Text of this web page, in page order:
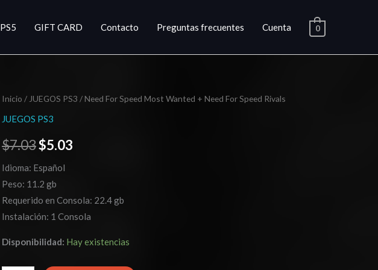
PS5 GIFT CARD Contacto Preguntas frecuentes Cuenta 0
Inicio / JUEGOS PS3 / Need For Speed Most Wanted + Need For Speed Rivals
JUEGOS PS3
$7.03
El
precio
original
era:
$7.03.
$5.03
El
$5.03.
Idioma: Español
Peso: 11.2 gb
Requerido en Consola: 22.4 gb
Instalación: 1 Consola
Disponibilidad: Hay existencias
Need
For
Most
Wanted
+
Need
For
Rivals